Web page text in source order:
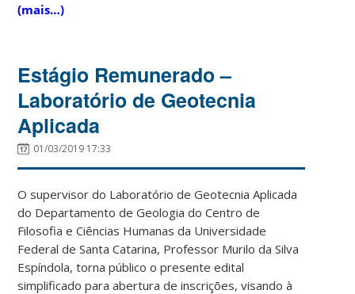
(mais…)
Estágio Remunerado –
Laboratório de Geotecnia
Aplicada
01/03/2019 17:33
O supervisor do Laboratório de Geotecnia Aplicada
do Departamento de Geologia do Centro de
Filosofia e Ciências Humanas da Universidade
Federal de Santa Catarina, Professor Murilo da Silva
Espíndola, torna público o presente edital
simplificado para abertura de inscrições, visando à